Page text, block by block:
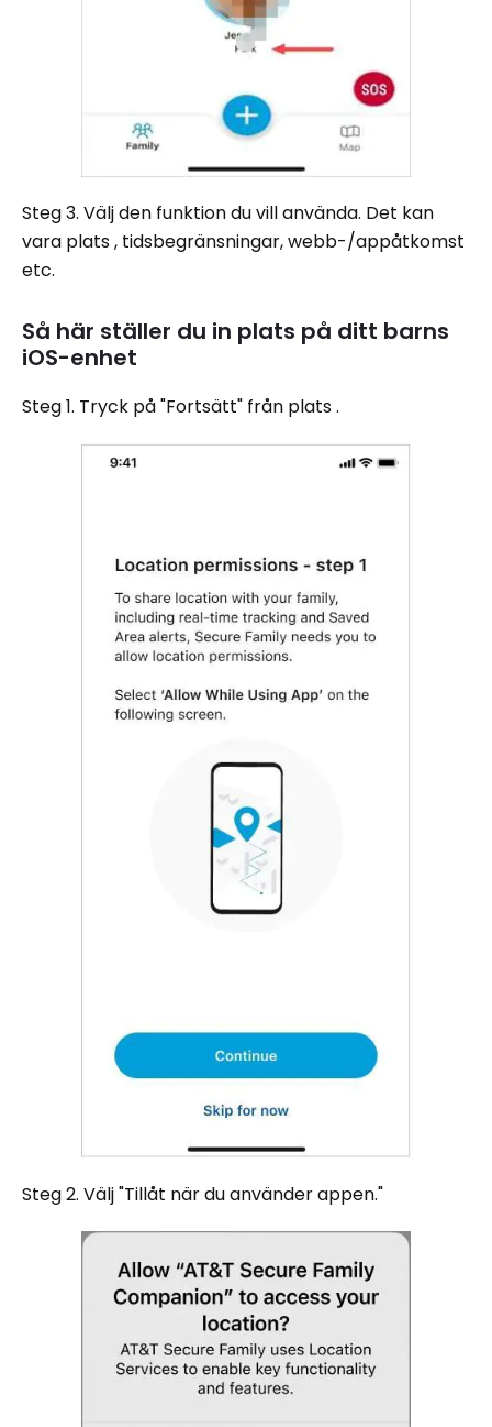
Steg 3. Välj den funktion du vill använda. Det kan
vara plats , tidsbegränsningar, webb-/appåtkomst
etc.
Så här ställer du in plats på ditt barns
iOS-enhet
Steg 1. Tryck på "Fortsätt" från plats .
Steg 2. Välj "Tillåt när du använder appen."